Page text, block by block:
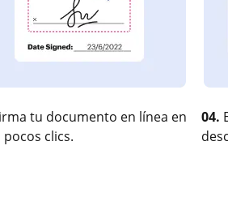
tu documento en línea en
pocos clics.
04.